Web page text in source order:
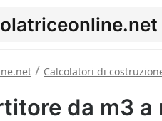
/ Calcolatori di
da m3 a